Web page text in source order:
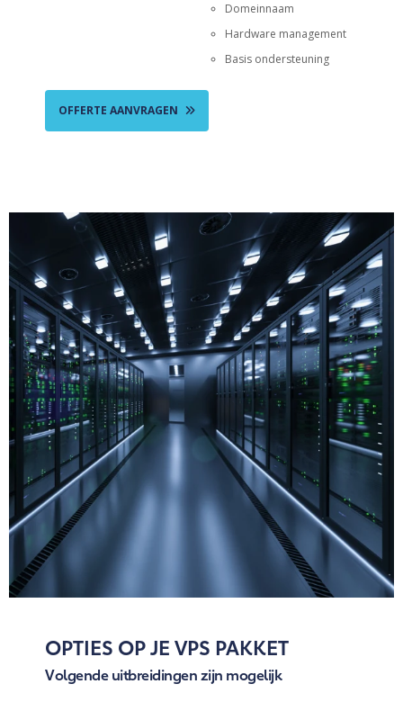
Domeinnaam
Hardware management
Basis ondersteuning
OFFERTE AANVRAGEN
OPTIES OP JE VPS PAKKET
Volgende uitbreidingen zijn mogelijk